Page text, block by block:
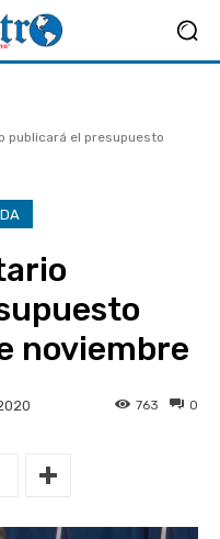
publicará el presupuesto
noviembre
0
763